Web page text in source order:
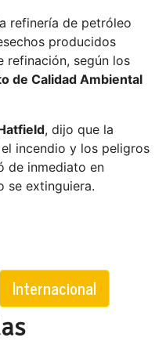
refinería de petróleo
producidos
refinación, según los
de Calidad Ambiental
, dijo que la
incendio y los peligros
de inmediato en
se extinguiera.
Internacional